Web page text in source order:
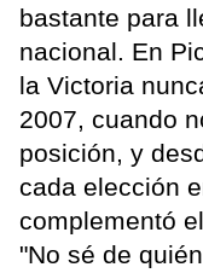
bastante para
nacional. En
la Victoria
2007, cuando
posición, y
cada elección
complementó
"No sé de